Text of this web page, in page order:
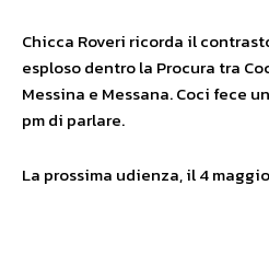
Chicca Roveri ricorda il
esploso dentro la Procura tra
Messina e Messana. Coci fece
pm di parlare.
La prossima udienza, il 4